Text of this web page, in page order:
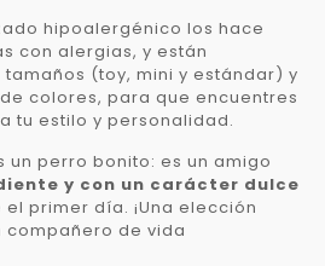
hipoalergénico los hace
con alergias, y están
(toy, mini y estándar) y
colores, para que encuentres
tu estilo y personalidad.
un perro bonito: es un amigo
y con un carácter dulce
el primer día. ¡Una elección
compañero de vida